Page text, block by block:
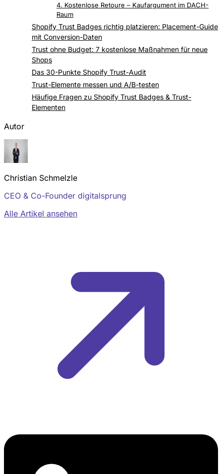
4. Kostenlose Retoure – Kaufargument im DACH-
Raum
Shopify Trust Badges richtig platzieren: Placement-Guide
mit Conversion-Daten
Trust ohne Budget: 7 kostenlose Maßnahmen für neue
Shops
Das 30-Punkte Shopify Trust-Audit
Trust-Elemente messen und A/B-testen
Häufige Fragen zu Shopify Trust Badges & Trust-
Elementen
Autor
Christian Schmelzle
CEO & Co-Founder digitalsprung
Alle Artikel ansehen